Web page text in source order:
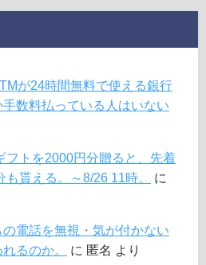
が24時間無料で使える銀行
数料払っている人はいない
フトを2000円分贈ると、先着
貰える。～8/26 11時。
に
電話を無視・気が付かない
るのか。
に 匿名 より